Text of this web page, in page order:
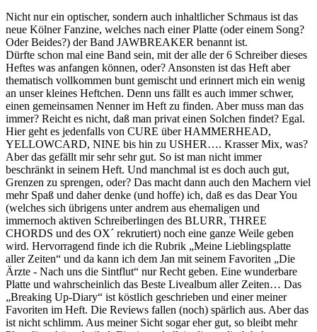
Sie sind hier
Nicht nur ein optischer, sondern auch inhaltlicher Schmaus ist das
neue Kölner Fanzine, welches nach einer Platte (oder einem Song?
Oder Beides?) der Band JAWBREAKER benannt ist.
Dürfte schon mal eine Band sein, mit der alle der 6 Schreiber dieses
Heftes was anfangen können, oder? Ansonsten ist das Heft aber
thematisch vollkommen bunt gemischt und erinnert mich ein wenig
an unser kleines Heftchen. Denn uns fällt es auch immer schwer,
einen gemeinsamen Nenner im Heft zu finden. Aber muss man das
immer? Reicht es nicht, daß man privat einen Solchen findet? Egal.
Hier geht es jedenfalls von CURE über HAMMERHEAD,
YELLOWCARD, NINE bis hin zu USHER…. Krasser Mix, was?
Aber das gefällt mir sehr sehr gut. So ist man nicht immer
beschränkt in seinem Heft. Und manchmal ist es doch auch gut,
Grenzen zu sprengen, oder? Das macht dann auch den Machern viel
mehr Spaß und daher denke (und hoffe) ich, daß es das Dear You
(welches sich übrigens unter andrem aus ehemaligen und
immernoch aktiven Schreiberlingen des BLURR, THREE
CHORDS und des OX´ rekrutiert) noch eine ganze Weile geben
wird. Hervorragend finde ich die Rubrik „Meine Lieblingsplatte
aller Zeiten“ und da kann ich dem Jan mit seinem Favoriten „Die
Ärzte - Nach uns die Sintflut“ nur Recht geben. Eine wunderbare
Platte und wahrscheinlich das Beste Livealbum aller Zeiten… Das
„Breaking Up-Diary“ ist köstlich geschrieben und einer meiner
Favoriten im Heft. Die Reviews fallen (noch) spärlich aus. Aber das
ist nicht schlimm. Aus meiner Sicht sogar eher gut, so bleibt mehr